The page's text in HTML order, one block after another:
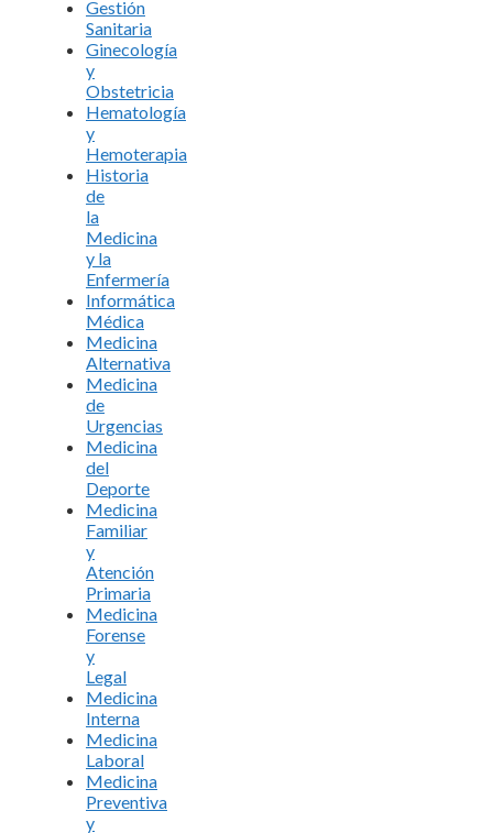
Gestión
Sanitaria
Ginecología
y
Obstetricia
Hematología
y
Hemoterapia
Historia
de
la
Medicina
y la
Enfermería
Informática
Médica
Medicina
Alternativa
Medicina
de
Urgencias
Medicina
del
Deporte
Medicina
Familiar
y
Atención
Primaria
Medicina
Forense
y
Legal
Medicina
Interna
Medicina
Laboral
Medicina
Preventiva
y